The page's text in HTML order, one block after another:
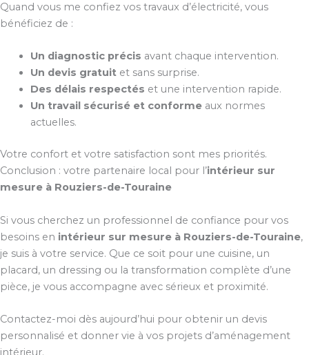
Quand vous me confiez vos travaux d’électricité, vous
bénéficiez de :
Un diagnostic précis avant chaque intervention.
Un devis gratuitet sans surprise.
Des délais respectés et une intervention rapide.
Un travail sécurisé et conformeaux normes
actuelles.
Votre confort et votre satisfaction sont mes priorités.
Conclusion : votre partenaire local pour l’intérieur sur
mesure à Rouziers-de-Touraine
Si vous cherchez un professionnel de confiance pour vos
besoins en intérieur sur mesure à Rouziers-de-Touraine,
je suis à votre service. Que ce soit pour une cuisine, un
placard, un dressing ou la transformation complète d’une
pièce, je vous accompagne avec sérieux et proximité.
Contactez-moi dès aujourd’hui pour obtenir un devis
personnalisé et donner vie à vos projets d’aménagement
intérieur.